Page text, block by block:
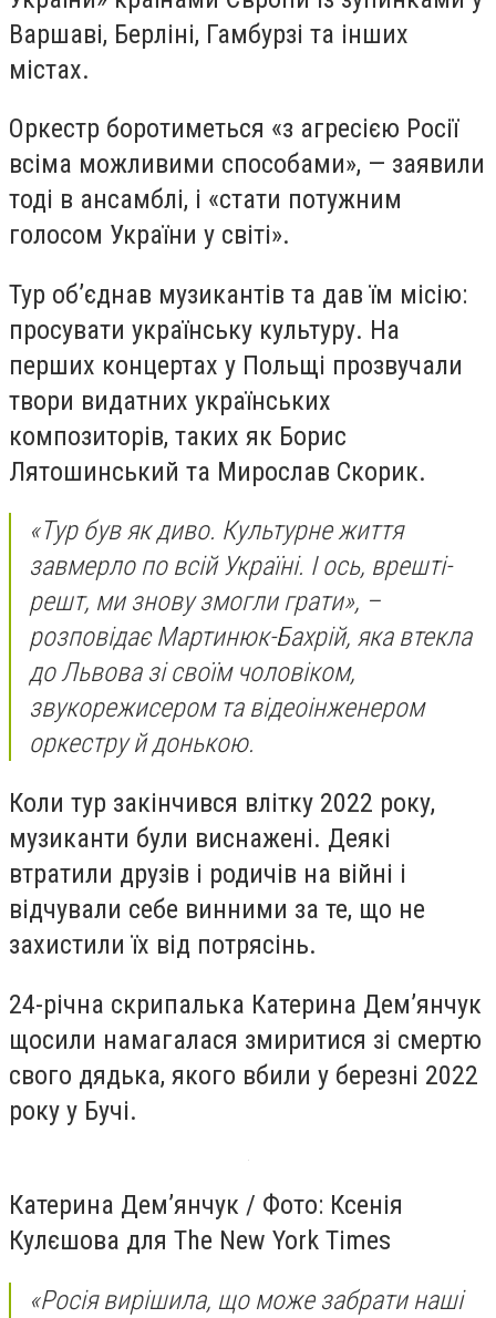
Варшаві, Берліні, Гамбурзі та інших
містах.
Оркестр боротиметься «з агресією Росії
всіма можливими способами», — заявили
тоді в ансамблі, і «стати потужним
голосом України у світі».
Тур об’єднав музикантів та дав їм місію:
просувати українську культуру. На
перших концертах у Польщі прозвучали
твори видатних українських
композиторів, таких як Борис
Лятошинський та Мирослав Скорик.
«Тур був як диво. Культурне життя
завмерло по всій Україні. І ось, врешті-
решт, ми знову змогли грати», –
розповідає Мартинюк-Бахрій, яка втекла
до Львова зі своїм чоловіком,
звукорежисером та відеоінженером
оркестру й донькою.
Коли тур закінчився влітку 2022 року,
музиканти були виснажені. Деякі
втратили друзів і родичів на війні і
відчували себе винними за те, що не
захистили їх від потрясінь.
24-річна скрипалька Катерина Дем’янчук
щосили намагалася змиритися зі смертю
свого дядька, якого вбили у березні 2022
року у Бучі.
Катерина Дем’янчук / Фото: Ксенія
Кулєшова для The New York Times
«Росія вирішила, що може забрати наші